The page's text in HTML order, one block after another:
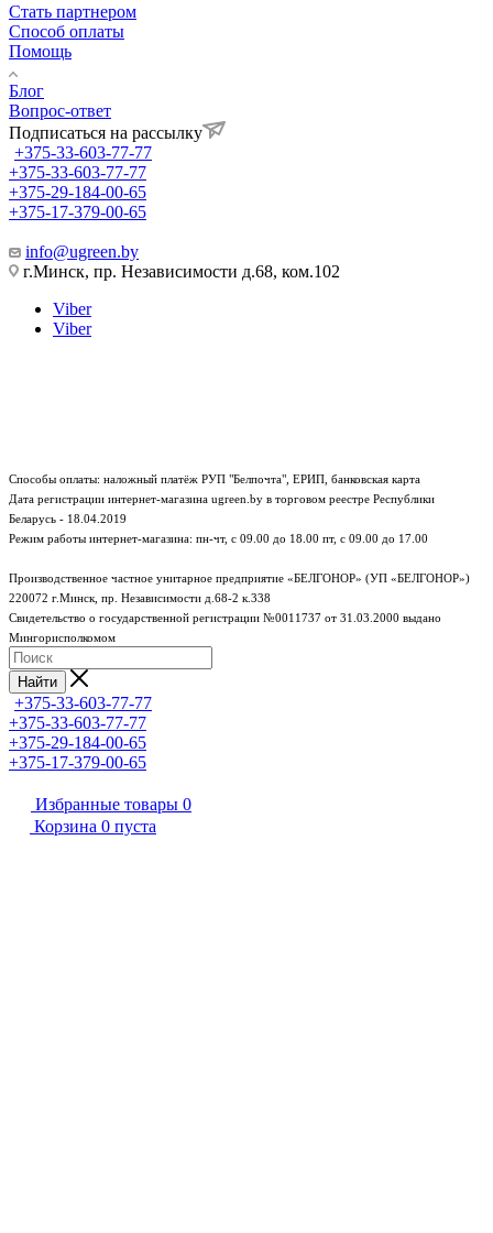
Стать партнером
Способ оплаты
Помощь
Блог
Вопрос-ответ
Подписаться на рассылку
+375-33-603-77-77
+375-33-603-77-77
+375-29-184-00-65
+375-17-379-00-65
info@ugreen.by
г.Минск, пр. Независимости д.68, ком.102
Viber
Viber
Способы оплаты: наложный платёж РУП "Белпочта", ЕРИП, банковская карта
Дата регистрации интернет-магазина ugreen.by в торговом реестре Республики
Беларусь - 18.04.2019
Режим работы интернет-магазина: пн-чт, с 09.00 до 18.00 пт, с 09.00 до 17.00
Производственное частное унитарное предприятие «БЕЛГОНОР» (УП «БЕЛГОНОР»)
220072 г.Минск, пр. Независимости д.68-2 к.338
Свидетельство о государственной регистрации №0011737 от 31.03.2000 выдано
Мингорисполкомом
Найти
+375-33-603-77-77
+375-33-603-77-77
+375-29-184-00-65
+375-17-379-00-65
Избранные товары 0
Корзина 0 пуста